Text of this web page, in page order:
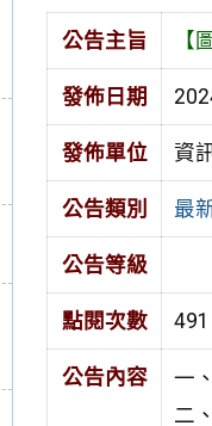
公告主旨 【
發佈日期
發佈單位 資
公告類別 最
公告等級
點閱次數 491
公告內容
一
二